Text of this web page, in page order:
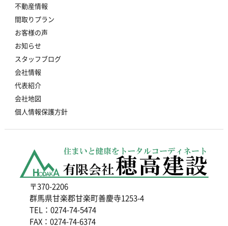
不動産情報
間取りプラン
お客様の声
お知らせ
スタッフブログ
会社情報
代表紹介
会社地図
個人情報保護方針
〒370-2206
群馬県甘楽郡甘楽町善慶寺1253-4
TEL：0274-74-5474
FAX：0274-74-6374